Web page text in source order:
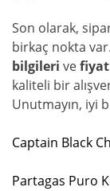
Son olarak,
birkaç nokta
bilgileri ve
kaliteli bir
Unutmayın, iyi
Captain Black
Partagas Puro